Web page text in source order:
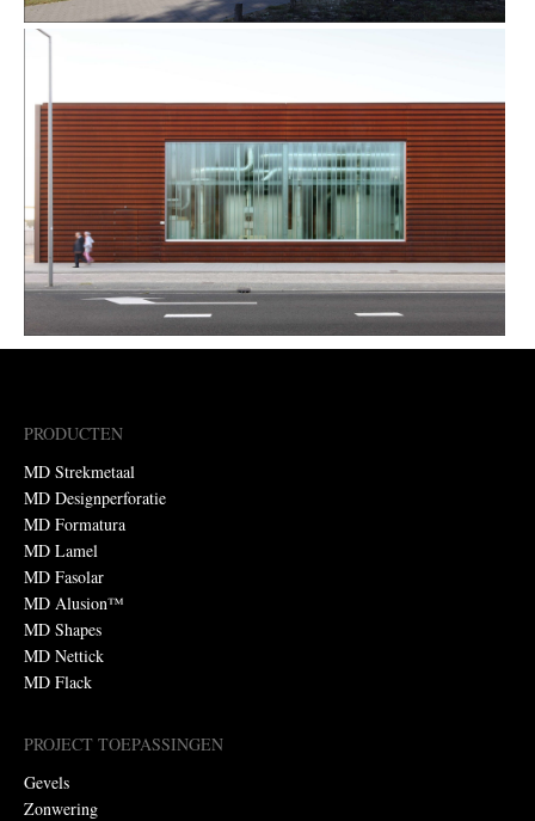
PRODUCTEN
MD Strekmetaal
MD Designperforatie
MD Formatura
MD Lamel
MD Fasolar
MD Alusion™
MD Shapes
MD Nettick
MD Flack
PROJECT TOEPASSINGEN
Gevels
Zonwering